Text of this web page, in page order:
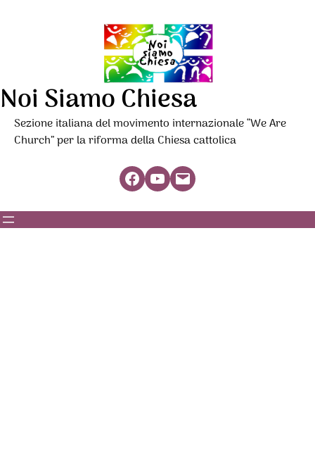
Noi Siamo Chiesa
Sezione italiana del movimento internazionale “We Are
Church” per la riforma della Chiesa cattolica
Facebook YouTube Mail